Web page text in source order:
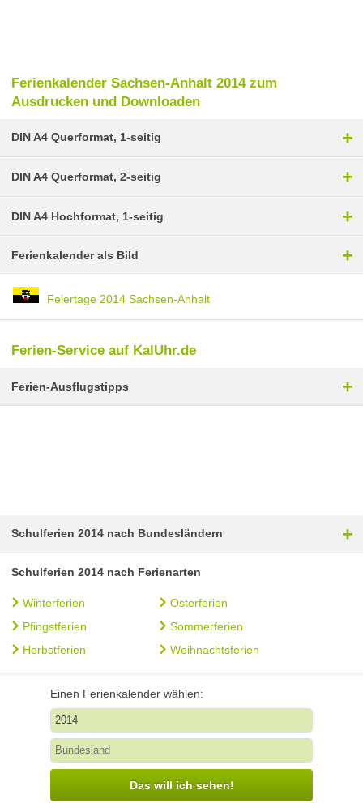
Ferienkalender Sachsen-Anhalt 2014 zum
Ausdrucken und Downloaden
DIN A4 Querformat, 1-seitig +
DIN A4 Querformat, 2-seitig +
DIN A4 Hochformat, 1-seitig +
Ferienkalender als Bild +
Feiertage 2014 Sachsen-Anhalt
Ferien-Service auf KalUhr.de
Ferien-Ausflugstipps +
Schulferien 2014 nach Bundesländern +
Schulferien 2014 nach Ferienarten
Winterferien
Osterferien
Pfingstferien
Sommerferien
Herbstferien
Weihnachtsferien
Einen Ferienkalender wählen:
Das will ich sehen!